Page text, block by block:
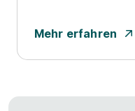
Mehr erfahren